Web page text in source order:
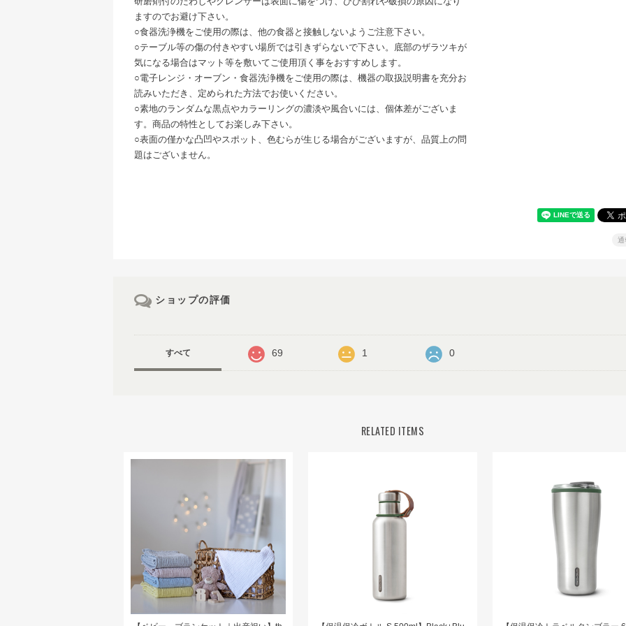
ますのでお避け下さい。
○食器洗浄機をご使用の際は、他の食器と接触しないようご注意下さい。
○テーブル等の傷の付きやすい場所では引きずらないで下さい。底部のザラツキが
気になる場合はマット等を敷いてご使用頂く事をおすすめします。
○電子レンジ・オーブン・食器洗浄機をご使用の際は、機器の取扱説明書を充分お
読みいただき、定められた方法でお使いください。
○素地のランダムな黒点やカラーリングの濃淡や風合いには、個体差がございま
す。商品の特性としてお楽しみ下さい。
○表面の僅かな凸凹やスポット、色むらが生じる場合がございますが、品質上の問
題はございません。
通
ショップの評価
すべて 69 1 0
RELATED ITEMS